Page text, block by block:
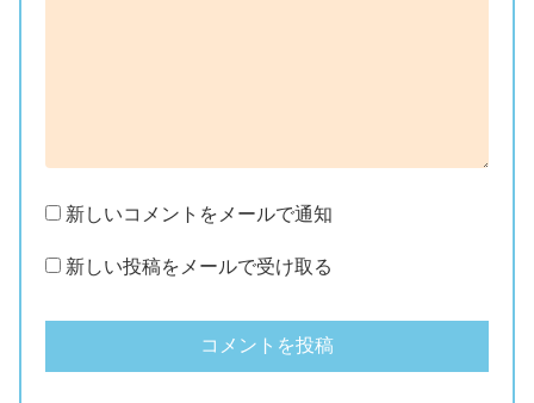
新しいコメントをメールで通知
新しい投稿をメールで受け取る